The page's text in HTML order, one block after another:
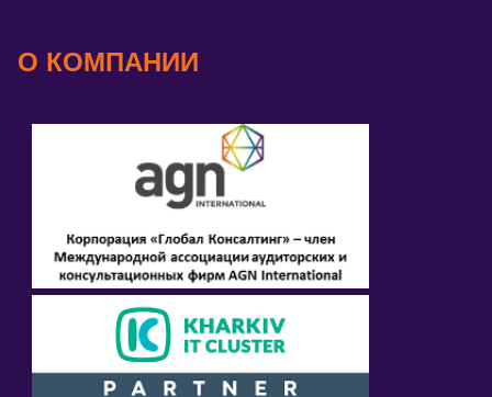
О КОМПАНИИ